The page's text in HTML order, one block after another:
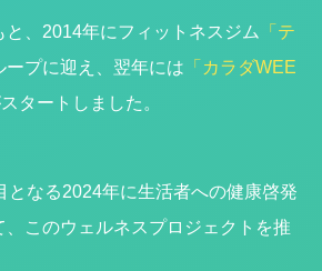
と、2014年にフィットネスジム
「テ
ープに迎え、翌年には 「カラダWEE
タートしました。
となる2024年に生活者への健康啓発
、このウェルネスプロジェクトを推